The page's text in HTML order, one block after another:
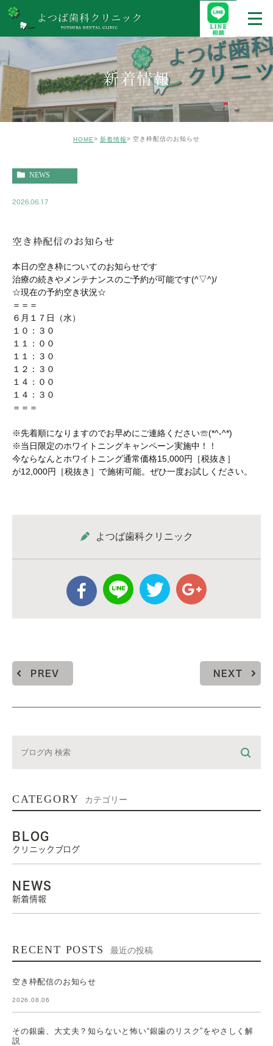
新着情報
HOME 新着情報 空き枠配信のお知らせ
NEWS
2026.06.17
空き枠配信のお知らせ
本日の空き枠についてのお知らせです
治療の続きやメンテナンスのご予約が可能です(^▽^)/
☆現在の予約空き状況☆
＝＝＝
６月１７日（水）
１０：３０
１１：００
１１：３０
１２：３０
１４：００
１４：３０
＝＝＝
※先着順になりますのでお早めにご連絡ください☏(*^-^*)
※当日限定のホワイトニングキャンペーン実施中！！
今ならなんとホワイトニング通常価格15,000円［税抜き］
が12,000円［税抜き］で施術可能。ぜひ一度お試しください。
よつば歯科クリニック
PREV NEXT
CATEGORY カテゴリー
BLOG
クリニックブログ
NEWS
新着情報
RECENT POSTS 最近の投稿
空き枠配信のお知らせ
2026.08.06
その銀歯、大丈夫？知らないと怖い“銀歯のリスク”をやさしく解
説